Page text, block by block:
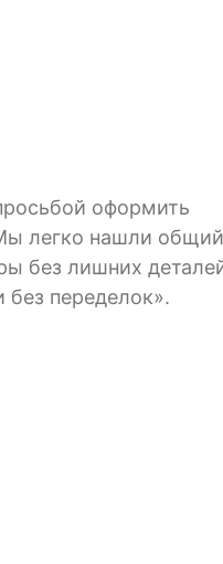
оформить
легко нашли общий
без лишних
переделок».